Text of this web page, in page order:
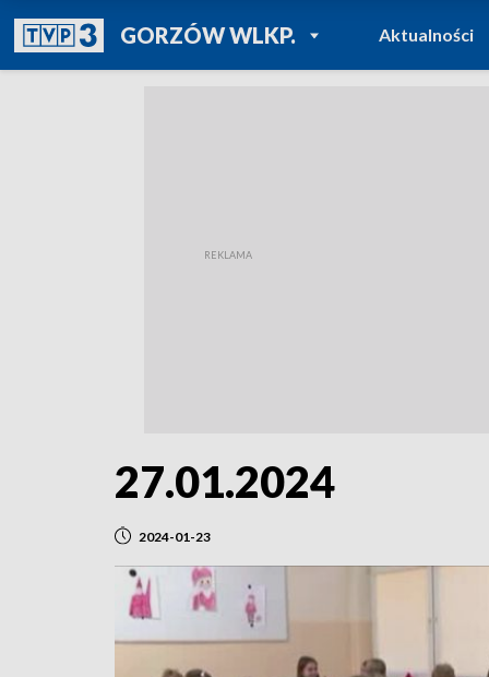
GORZÓW WLKP.POWRÓT DO
TVP REGIONY
Aktualności
27.01.2024
2024-01-23